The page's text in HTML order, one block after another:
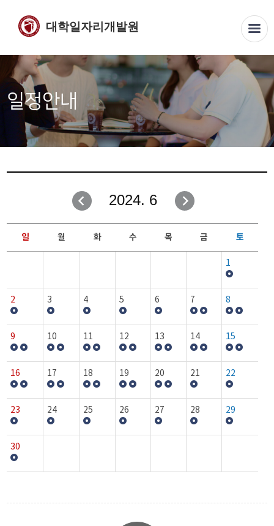
대학일자리개발원
일정안내
2024. 6
일 월 화 수 목 금 토
1
2 3 4 5 6 7 8
9 10 11 12 13 14 15
16 17 18 19 20 21 22
23 24 25 26 27 28 29
30